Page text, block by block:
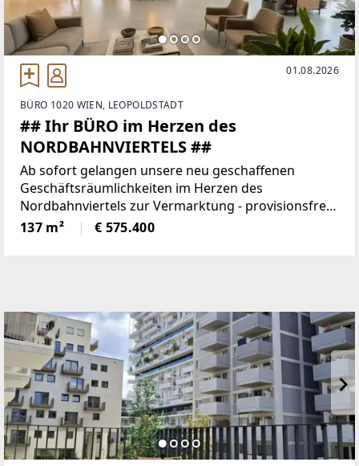
01.08.2026
BÜRO 1020 WIEN, LEOPOLDSTADT
## Ihr BÜRO im Herzen des
NORDBAHNVIERTELS ##
Ab sofort gelangen unsere neu geschaffenen
Geschäftsräumlichkeiten im Herzen des
Nordbahnviertels zur Vermarktung - provisionsfrei
& individuell gestaltbar! KEYFACTS * Über 10.000 neu
geschaffene Wohnungen als potenzielle
137 m² € 575.400